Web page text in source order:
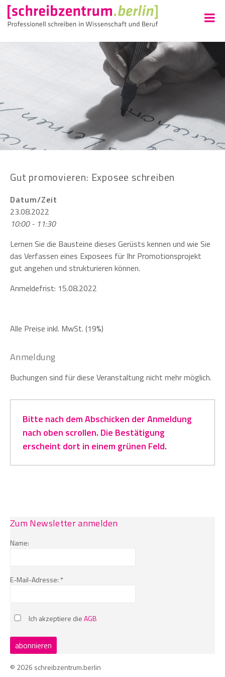
Gut promovieren: Exposee schreiben
Datum/Zeit
23.08.2022
10:00 - 11:30
Lernen Sie die Bausteine dieses Gerüsts kennen und wie Sie
das Verfassen eines Exposees für Ihr Promotionsprojekt
gut angehen und strukturieren können.
Anmeldefrist: 15.08.2022
Alle Preise inkl. MwSt. (19%)
Anmeldung
Buchungen sind für diese Veranstaltung nicht mehr möglich.
Bitte nach dem Abschicken der Anmeldung
nach oben scrollen. Die Bestätigung
erscheint dort in einem grünen Feld.
Zum Newsletter anmelden
Name:
E-Mail-Adresse: *
Ich akzeptiere dieAGB
© 2026 schreibzentrum.berlin